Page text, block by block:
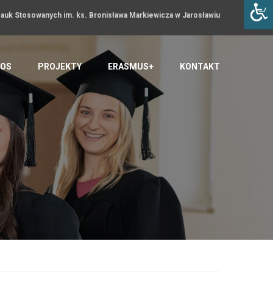
Stosowanych im. ks. Bronisława Markiewicza w Jarosławiu
PROJEKTY ERASMUS+ KONTAKT